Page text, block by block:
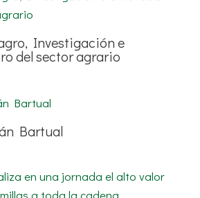
Investigación e
del sector agrario
Bartual